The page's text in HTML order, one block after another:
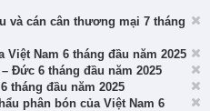
và cán cân thương mại 7 tháng
Nam 6 tháng đầu năm 2025
Đức 6 tháng đầu năm 2025
tháng đầu năm 2025
phân bón của Việt Nam 6